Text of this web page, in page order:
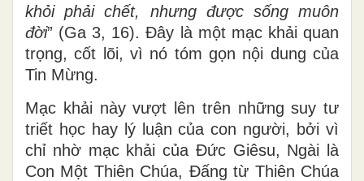
khỏi phải chết, nhưng được sống muôn
đời” (Ga 3, 16). Đây là một mạc khải quan
trọng, cốt lõi, vì nó tóm gọn nội dung của
Tin Mừng.
Mạc khải này vượt lên trên những suy tư
triết học hay lý luận của con người, bởi vì
chỉ nhờ mạc khải của Đức Giêsu, Ngài là
Con Một Thiên Chúa, Đấng từ Thiên Chúa